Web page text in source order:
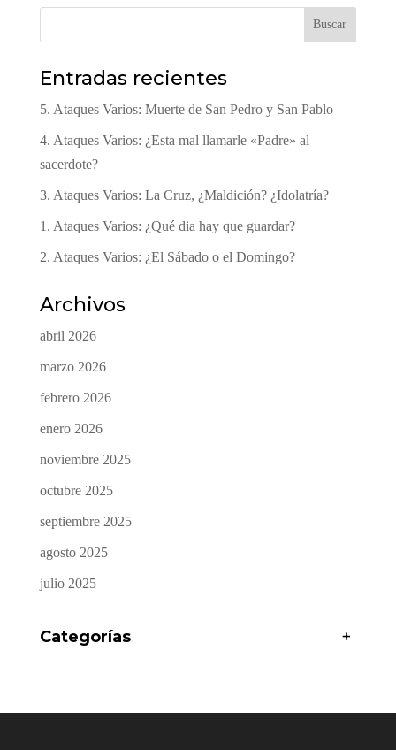
Buscar
Entradas recientes
5. Ataques Varios: Muerte de San Pedro y San Pablo
4. Ataques Varios: ¿Esta mal llamarle «Padre» al
sacerdote?
3. Ataques Varios: La Cruz, ¿Maldición? ¿Idolatría?
1. Ataques Varios: ¿Qué dia hay que guardar?
2. Ataques Varios: ¿El Sábado o el Domingo?
Archivos
abril 2026
marzo 2026
febrero 2026
enero 2026
noviembre 2025
octubre 2025
septiembre 2025
agosto 2025
julio 2025
Categorías +